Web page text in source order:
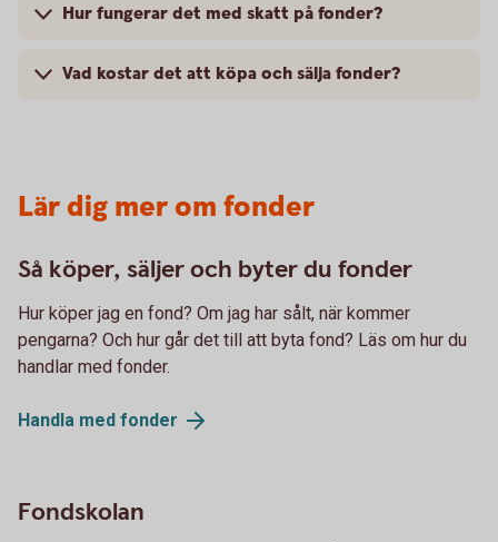
Hur fungerar det med skatt på fonder?
Vad kostar det att köpa och sälja fonder?
Lär dig mer om fonder
Så köper, säljer och byter du fonder
Hur köper jag en fond? Om jag har sålt, när kommer
pengarna? Och hur går det till att byta fond? Läs om hur du
handlar med fonder.
Handla med fonder
Fondskolan